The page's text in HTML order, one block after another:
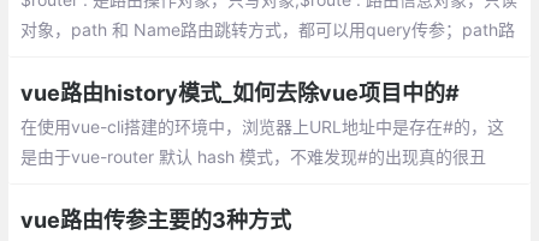
对象，path 和 Name路由跳转方式，都可以用query传参；path路
vue路由history模式_如何去除vue项目中的#
在使用vue-cli搭建的环境中，浏览器上URL地址中是存在#的，这
是由于vue-router 默认 hash 模式，不难发现#的出现真的很丑
vue路由传参主要的3种方式